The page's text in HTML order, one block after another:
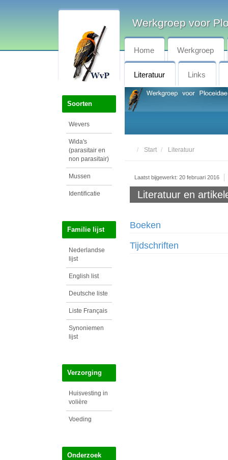
Soorten
Wevers
Wida's
(parasitair en
non parasitair)
Mussen
Identificatie
Familie lijst
Nederlandse
lijst
English list
Deutsche liste
Liste Français
Synoniemen
lijst
Verzorging
Huisvesting in
volière
Voeding
Onderzoek
Werkgroep voor
Home Werkgroep
Literatuur Links
Start Literatuur
Laatst bijgewerkt: 20 februari 2016
Literatuur en
Boeken
Tijdschriften